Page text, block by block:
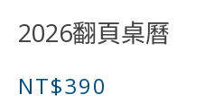
2026翻頁桌曆
NT$390